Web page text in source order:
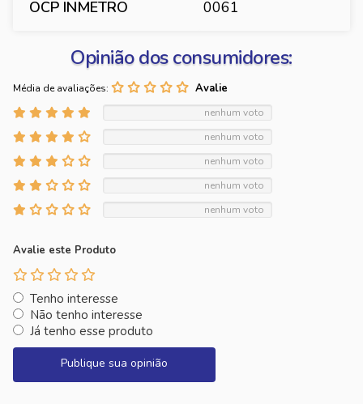
OCP INMETRO 0061
Opinião dos consumidores:
Média de avaliações:
nenhum voto
nenhum voto
nenhum voto
nenhum voto
nenhum voto
Avalie este Produto
Tenho interesse
Não tenho interesse
Já tenho esse produto
Publique sua opinião